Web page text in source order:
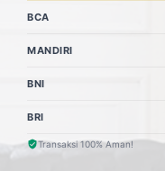
BCA
MANDIRI
BNI
BRI
Transaksi 100% Aman!